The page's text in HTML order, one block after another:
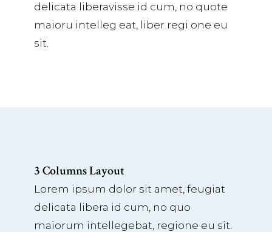
delicata liberavisse id cum, no quote
maioru intelleg eat, liber regi one eu
sit.
3 Columns Layout
Lorem ipsum dolor sit amet, feugiat
delicata libera id cum, no quo
maiorum intellegebat, regione eu sit.